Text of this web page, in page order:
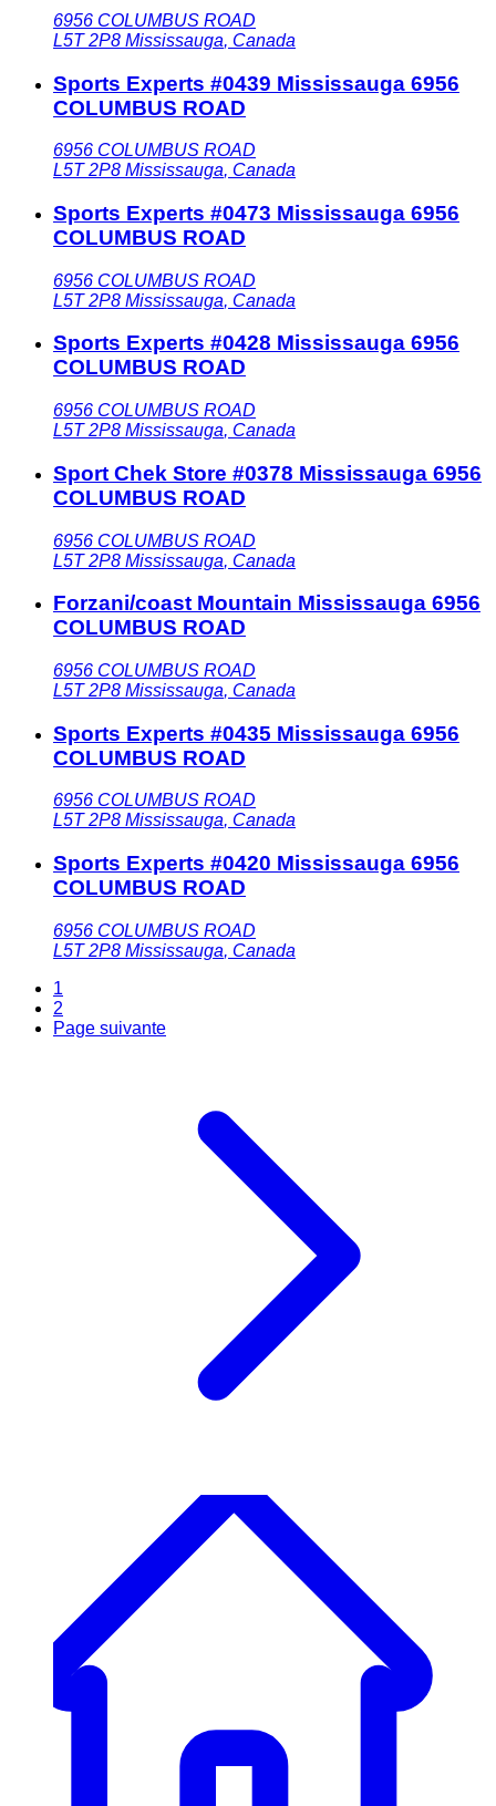
6956 COLUMBUS ROAD
L5T 2P8 Mississauga, Canada
Sports Experts #0439 Mississauga 6956
COLUMBUS ROAD
6956 COLUMBUS ROAD
L5T 2P8 Mississauga, Canada
Sports Experts #0473 Mississauga 6956
COLUMBUS ROAD
6956 COLUMBUS ROAD
L5T 2P8 Mississauga, Canada
Sports Experts #0428 Mississauga 6956
COLUMBUS ROAD
6956 COLUMBUS ROAD
L5T 2P8 Mississauga, Canada
Sport Chek Store #0378 Mississauga 6956
COLUMBUS ROAD
6956 COLUMBUS ROAD
L5T 2P8 Mississauga, Canada
Forzani/coast Mountain Mississauga 6956
COLUMBUS ROAD
6956 COLUMBUS ROAD
L5T 2P8 Mississauga, Canada
Sports Experts #0435 Mississauga 6956
COLUMBUS ROAD
6956 COLUMBUS ROAD
L5T 2P8 Mississauga, Canada
Sports Experts #0420 Mississauga 6956
COLUMBUS ROAD
6956 COLUMBUS ROAD
L5T 2P8 Mississauga, Canada
1
2
Page suivante